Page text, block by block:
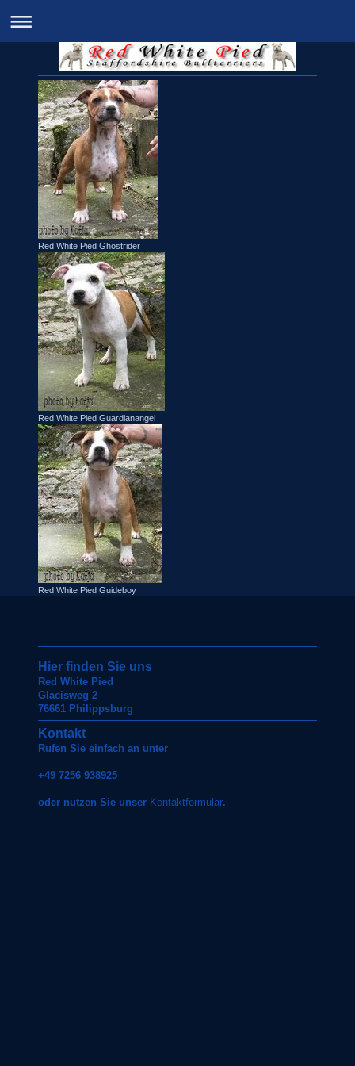
Red White Pied Ghostrider
Red White Pied Guardianangel
Red White Pied Guideboy
Hier finden Sie uns
Red White Pied
Glacisweg 2
76661 Philippsburg
Kontakt
Rufen Sie einfach an unter
+49 7256 938925
oder nutzen Sie unser Kontaktformular.